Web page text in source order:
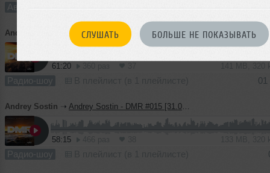
СЛУШАТЬ БОЛЬШЕ НЕ ПОКАЗЫВАТЬ
Авторский трек
Andrey Sostin Andrey Sostin - DMR #016 [26.07.2024] #16
61:20
Радио-шоу 01
Andrey Sostin ➝ Andrey Sostin - DMR #015 [31.05.2024] #15
58:15
Радио-шоу